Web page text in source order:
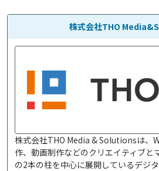
株式会社THO
株式会社THO Media & Solutionsは、
作、動画制作などのクリエイティブと
の2本の柱を中心に展開しているデジ